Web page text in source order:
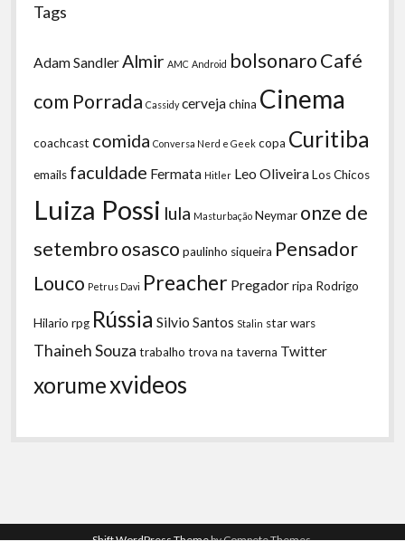
Tags
Adam Sandler Almir AMC Android bolsonaroCafé
com Porrada Cassidy cervejachina Cinema
coachcast comida Conversa Nerd e Geek copa Curitiba
emails faculdade Fermata Hitler Leo OliveiraLos Chicos
Luiza Possi lula Masturbação Neymar onze de
setembroosasco paulinho siqueira Pensador
Louco Petrus Davi Preacher Pregadorripa Rodrigo
Hilario rpg Rússia Silvio Santos Stalin star wars
Thaineh Souza trabalho trova na taverna Twitter
xorumexvideos